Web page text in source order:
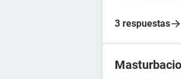
3 respuestas